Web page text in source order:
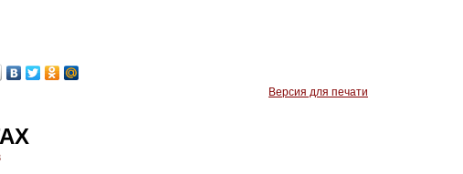
Версия для печати